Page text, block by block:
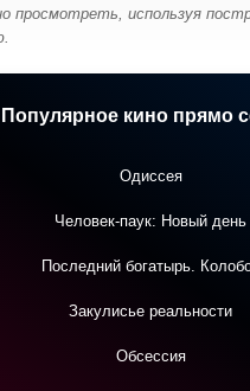
просмотреть, используя
Популярное кино прямо
Одиссея
Человек-паук: Новый день
Последний богатырь.
Закулисье реальности
Обсессия